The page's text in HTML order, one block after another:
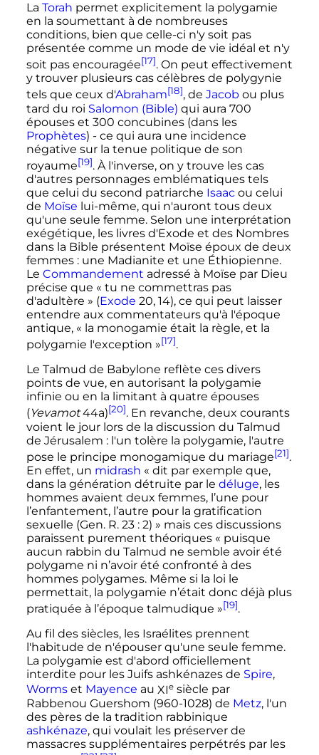
La Torah permet explicitement la polygamie
en la soumettant à de nombreuses
conditions, bien que celle-ci n'y soit pas
présentée comme un mode de vie idéal et n'y
soit pas encouragée[17]. On peut effectivement
y trouver plusieurs cas célèbres de polygynie
tels que ceux d'Abraham[18], de Jacob ou plus
tard du roi Salomon (Bible) qui aura 700
épouseset 300 concubines (dans les
Prophètes) - ce qui aura une incidence
négative sur la tenue politique de son
royaume[19]. À l'inverse, on y trouve les cas
d'autres personnages emblématiques tels
que celui du second patriarche Isaacou celui
de Moïse lui-même, qui n'auront tous deux
qu'une seule femme. Selon une interprétation
exégétique, les livres d'Exode et des Nombres
dans la Bible présentent Moïse époux de deux
femmes : une Madianite et une Éthiopienne.
Le Commandement adressé à Moïse par Dieu
précise que « tu ne commettras pas
d'adultère » (Exode 20, 14), ce qui peut laisser
entendre aux commentateurs qu'à l'époque
antique, « la monogamie était la règle, et la
polygamie l'exception »[17].
Le Talmud de Babylone reflète ces divers
points de vue, en autorisant la polygamie
infinie ou en la limitant à quatre épouses
(Yevamot44a)[20]. En revanche, deux courants
voient le jour lors de la discussion du Talmud
de Jérusalem : l'un tolère la polygamie, l'autre
pose le principe monogamique du mariage[21].
En effet, un midrash « dit par exemple que,
dans la génération détruite par le déluge, les
hommes avaient deux femmes, l’une pour
l’enfantement, l’autre pour la gratification
sexuelle (Gen. R. 23 : 2) » mais ces discussions
paraissent purement théoriques « puisque
aucun rabbin du Talmud ne semble avoir été
polygame ni n’avoir été confronté à des
hommes polygames. Même si la loi le
permettait, la polygamie n’était donc déjà plus
pratiquée à l’époque talmudique »[19].
Au fil des siècles, les Israélites prennent
l'habitude de n'épouser qu'une seule femme.
La polygamie est d'abord officiellement
interdite pour les Juifs ashkénazes de Spire,
Wormset Mayence au XIe siècle par
Rabbenou Guershom (960-1028) de Metz, l'un
des pères de la tradition rabbinique
ashkénaze, qui voulait les préserver de
massacres supplémentaires perpétrés par les